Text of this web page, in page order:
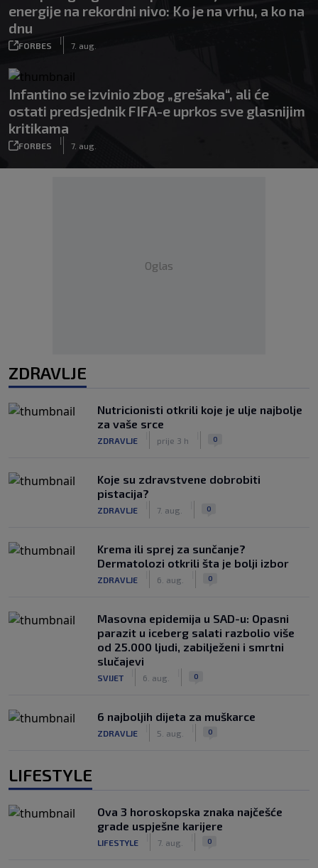
energije na rekordni nivo: Ko je na vrhu, a ko na
dnu
FORBES
|
7. aug.
Infantino se izvinio zbog „grešaka“, ali će
ostati predsjednik FIFA-e uprkos sve glasnijim
kritikama
FORBES
|
7. aug.
Oglas
ZDRAVLJE
Nutricionisti otkrili koje je ulje najbolje
za vaše srce
ZDRAVLJE prije 3 h 0
Koje su zdravstvene dobrobiti
pistacija?
ZDRAVLJE 7. aug. 0
Krema ili sprej za sunčanje?
Dermatolozi otkrili šta je bolji izbor
ZDRAVLJE 6. aug. 0
Masovna epidemija u SAD-u: Opasni
parazit u iceberg salati razbolio više
od 25.000 ljudi, zabilježeni i smrtni
slučajevi
SVIJET 6. aug. 0
6 najboljih dijeta za muškarce
ZDRAVLJE 5. aug. 0
LIFESTYLE
Ova 3 horoskopska znaka najčešće
grade uspješne karijere
LIFESTYLE 7. aug. 0